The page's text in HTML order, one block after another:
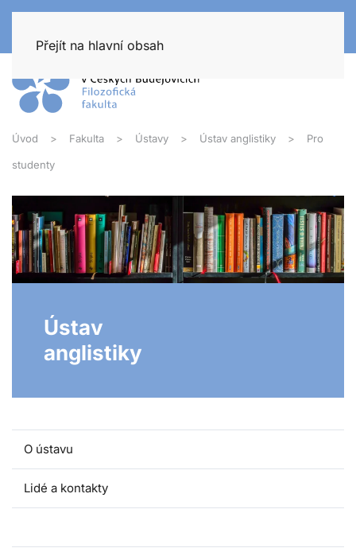
Přejít na hlavní obsah
Úvod Fakulta Ústavy Ústav anglistiky Pro
studenty
Ústav
anglistiky
O ústavu
Lidé a kontakty